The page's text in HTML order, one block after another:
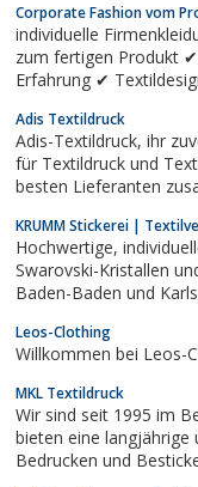
Corporate Fashion vom
individuelle
zum fertigen Produkt
Erfahrung ✔
Adis Textildruck
Adis-Textildruck, ihr zuverlässiger und kompetenter Partner in VS
für Textildruck und
besten Lieferanten zusammen, um für Sie die
KRUMM Stickerei |
Hochwertige, individuelle Textilveredelung mit Druck, Nieten,
Swarovski-Kristallen
Baden-Baden und
Gestickte, beflockte oder gedruckte Logos auf Textilien wie
Polos,
Leos-Clothing
Willkommen bei Leos-
MKL Textildruck
Wir sind seit 1995 im
bieten eine langjährige
Bedrucken und